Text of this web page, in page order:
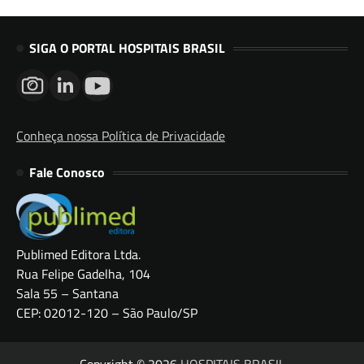
SIGA O PORTAL HOSPITAIS BRASIL
Conheça nossa Política de Privacidade
Fale Conosco
Publimed Editora Ltda.
Rua Felipe Gadelha, 104
Sala 55 – Santana
CEP: 02012-120 – São Paulo/SP